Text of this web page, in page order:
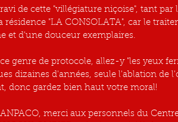
de cette "villégiature niçoise", tant
résidence "LA CONSOLATA", car le
et d'une douceur exemplaires.
genre de protocole, allez-y "les yeux
dizaines d'années, seule l'ablation de
donc gardez bien haut votre moral!
merci aux personnels du